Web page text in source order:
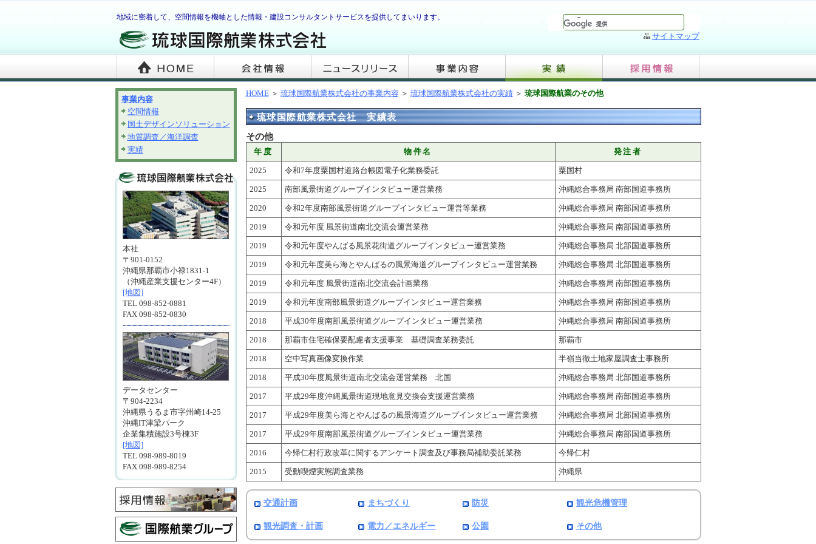
地域に密着して、空間情報を機軸とした情報・建設コンサルタントサービスを提供してまいります。
サイトマップ
HOME＞ 琉球国際航業株式会社の事業内容 ＞ 琉球国際航業株式会社の実績＞ 琉球国際航業のその他
琉球国際航業株式会社 実績表
その他
年度 物件名 発注者
2025 令和7年度粟国村道路台帳図電子化業務委託 粟国村
2025 南部風景街道グループインタビュー運営業務 沖縄総合事務局 南部国道事務所
2020 令和2年度南部風景街道グループインタビュー運営等業務 沖縄総合事務局 南部国道事務所
2019 令和元年度 風景街道南北交流会運営業務 沖縄総合事務局 南部国道事務所
2019 令和元年度やんばる風景花街道グループインタビュー運営業務 沖縄総合事務局 北部国道事務所
2019 令和元年度美ら海とやんばるの風景海道グループインタビュー運営業務 沖縄総合事務局 北部国道事務所
2019 令和元年度 風景街道南北交流会計画業務 沖縄総合事務局 南部国道事務所
2019 令和元年度南部風景街道グループインタビュー運営業務 沖縄総合事務局 南部国道事務所
2018 平成30年度南部風景街道グループインタビュー運営業務 沖縄総合事務局 南部国道事務所
2018 那覇市住宅確保要配慮者支援事業 基礎調査業務委託 那覇市
2018 空中写真画像変換作業 半嶺当徹土地家屋調査士事務所
2018 平成30年度風景街道南北交流会運営業務 北国 沖縄総合事務局 北部国道事務所
2017 平成29年度沖縄風景街道現地意見交換会支援運営業務 沖縄総合事務局 南部国道事務所
2017 平成29年度美ら海とやんばるの風景海道グループインタビュー運営業務 沖縄総合事務局 北部国道事務所
2017 平成29年度南部風景街道グループインタビュー運営業務 沖縄総合事務局 南部国道事務所
2016 今帰仁村行政改革に関するアンケート調査及び事務局補助委託業務 今帰仁村
2015 受動喫煙実態調査業務 沖縄県
交通計画 まちづくり 防災 観光危機管理
観光調査・計画 電力／エネルギー 公園 その他
事業内容
空間情報
国土デザインソリューション
地質調査／海洋調査
実績
本社
〒901-0152
沖縄県那覇市小禄1831-1
（沖縄産業支援センター4F）
[地図]
TEL 098-852-0881
FAX 098-852-0830
データセンター
〒904-2234
沖縄県うるま市字州崎14-25
沖縄IT津梁パーク
企業集積施設3号棟3F
[地図]
TEL 098-989-8019
FAX 098-989-8254